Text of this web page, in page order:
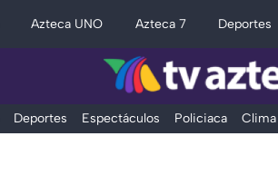
Azteca UNO Azteca 7 Deportes
Deportes Espectáculos Policiaca Clima